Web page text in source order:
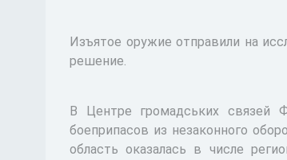
Изъятое оружие отправили на
решение.
В Центре громадських связей
боеприпасов из незаконного
область оказалась в числе